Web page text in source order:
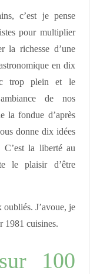
c’est je pense
pour multiplier
la richesse d’une
en dix
trop plein et le
de nos
la fondue d’après
donne dix idées
C’est la liberté au
le plaisir d’être
oubliés. J’avoue, je
1981 cuisines.
100